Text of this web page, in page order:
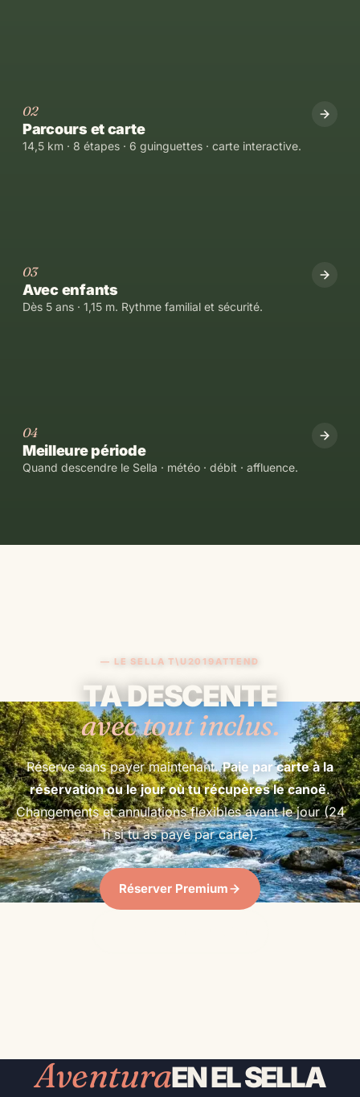
02
Parcours et carte
14,5 km · 8 étapes · 6 guinguettes · carte interactive.
03
Avec enfants
Dès 5 ans · 1,15 m. Rythme familial et sécurité.
04
Meilleure période
Quand descendre le Sella · météo · débit · affluence.
— LE SELLA T\U2019ATTEND
TA DESCENTE
avec tout inclus.
Réserve sans payer maintenant.Paie par carte à la
réservation ou le jour où tu récupères le canoë.
Changements et annulations flexibles avant le jour (24
h si tu as payé par carte).
Réserver Premium
AventuraEN EL SELLA